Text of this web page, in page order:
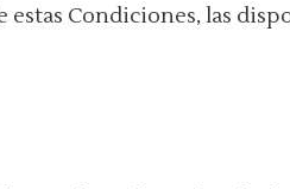
estas Condiciones, las